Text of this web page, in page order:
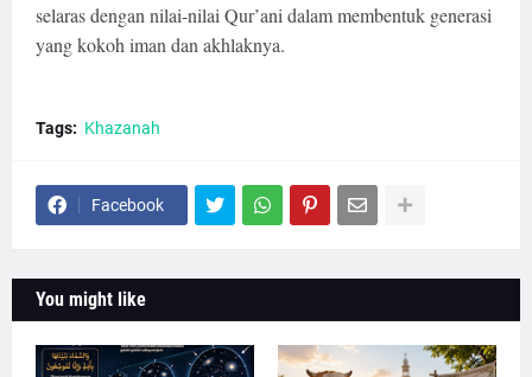
selaras dengan nilai-nilai Qur’ani dalam membentuk generasi
yang kokoh iman dan akhlaknya.
Tags: Khazanah
Facebook
You might like